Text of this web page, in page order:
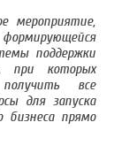
мероприятие,
поддержки
при которых
все
для запуска
бизнеса прямо